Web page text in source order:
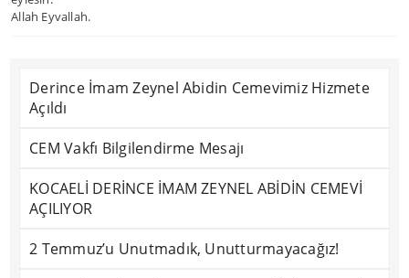
Allah Eyvallah.
Derince İmam Zeynel Abidin Cemevimiz Hizmete
Açıldı
CEM Vakfı Bilgilendirme Mesajı
KOCAELİ DERİNCE İMAM ZEYNEL ABİDİN CEMEVİ
AÇILIYOR
2 Temmuz’u Unutmadık, Unutturmayacağız!